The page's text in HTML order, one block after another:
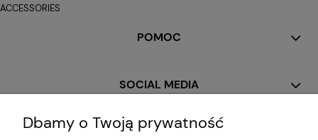
ACCESSORIES
POMOC
SOCIAL MEDIA
MOJE KONTO
Dbamy o Twoją prywatność